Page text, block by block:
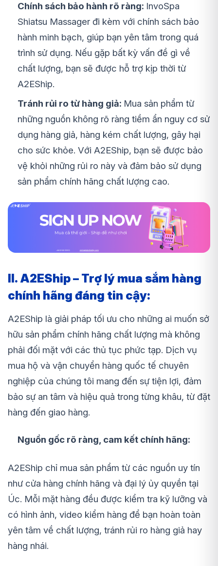
Chính sách bảo hành rõ ràng: InvoSpa
Shiatsu Massager đi kèm với chính sách bảo
hành minh bạch, giúp bạn yên tâm trong quá
trình sử dụng. Nếu gặp bất kỳ vấn đề gì về
chất lượng, bạn sẽ được hỗ trợ kịp thời từ
A2EShip.
Tránh rủi ro từ hàng giả: Mua sản phẩm từ
những nguồn không rõ ràng tiềm ẩn nguy cơ sử
dụng hàng giả, hàng kém chất lượng, gây hại
cho sức khỏe. Với A2EShip, bạn sẽ được bảo
vệ khỏi những rủi ro này và đảm bảo sử dụng
sản phẩm chính hãng chất lượng cao.
II. A2EShip – Trợ lý mua sắm hàng
chính hãng đáng tin cậy:
A2EShip là giải pháp tối ưu cho những ai muốn sở
hữu sản phẩm chính hãng chất lượng mà không
phải đối mặt với các thủ tục phức tạp. Dịch vụ
mua hộ và vận chuyển hàng quốc tế chuyên
nghiệp của chúng tôi mang đến sự tiện lợi, đảm
bảo sự an tâm và hiệu quả trong từng khâu, từ đặt
hàng đến giao hàng.
Nguồn gốc rõ ràng, cam kết chính hãng:
A2EShip chỉ mua sản phẩm từ các nguồn uy tín
như cửa hàng chính hãng và đại lý ủy quyền tại
Úc. Mỗi mặt hàng đều được kiểm tra kỹ lưỡng và
có hình ảnh, video kiểm hàng để bạn hoàn toàn
yên tâm về chất lượng, tránh rủi ro hàng giả hay
hàng nhái.